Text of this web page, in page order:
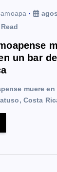
un bar
muere
Costa